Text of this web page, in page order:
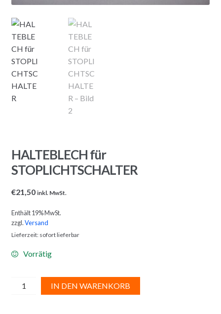
HALTEBLECH für
STOPLICHTSCHALTER
€21,50 inkl. MwSt.
Enthält 19% MwSt.
zzgl.Versand
Lieferzeit: sofort lieferbar
Vorrätig
HALTEBLECHIN DEN WARENKORB